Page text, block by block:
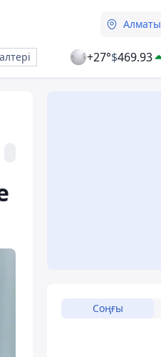
Алматы
+27°$469.93
Соңғы